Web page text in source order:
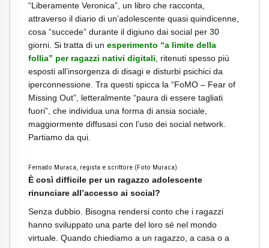
“Liberamente Veronica”, un libro che racconta,
attraverso il diario di un’adolescente quasi quindicenne,
cosa “succede” durante il digiuno dai social per 30
giorni. Si tratta di un esperimento “a limite della
follia” per ragazzi nativi digitali , ritenuti spesso più
esposti all’insorgenza di disagi e disturbi psichici da
iperconnessione. Tra questi spicca la “FoMO – Fear of
Missing Out”, letteralmente “paura di essere tagliati
fuori”, che individua una forma di ansia sociale,
maggiormente diffusasi con l’uso dei social network.
Partiamo da qui.
Fernado Muraca, regista e scrittore (Foto Muraca)
È così difficile per un ragazzo adolescente
rinunciare all’accesso ai social?
Senza dubbio. Bisogna rendersi conto che i ragazzi
hanno sviluppato una parte del loro sé nel mondo
virtuale. Quando chiediamo a un ragazzo, a casa o a